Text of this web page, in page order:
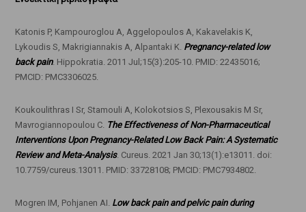
Katonis P, Kampouroglou A, Aggelopoulos A, Kakavelakis K,
Lykoudis S, Makrigiannakis A, Alpantaki K. Pregnancy-related low
back pain. Hippokratia. 2011 Jul;15(3):205-10. PMID: 22435016;
PMCID: PMC3306025.
Koukoulithras I Sr, Stamouli A, Kolokotsios S, Plexousakis M Sr,
Mavrogiannopoulou C. The Effectiveness of Non-Pharmaceutical
Interventions Upon Pregnancy-Related Low Back Pain: A Systematic
Review and Meta-Analysis. Cureus. 2021 Jan 30;13(1):e13011. doi:
10.7759/cureus.13011. PMID: 33728108; PMCID: PMC7934802.
Mogren IM, Pohjanen AI. Low back pain and pelvic pain during